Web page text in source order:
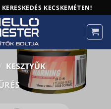
KECSKEMÉTEN!
/ KESZTYŰK